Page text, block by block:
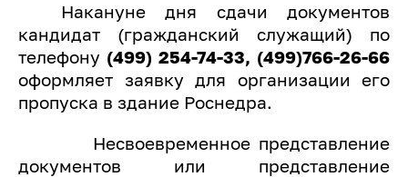
Накануне дня сдачи документов
кандидат (гражданский служащий) по
телефону (499) 254-74-33, (499)766-26-66
оформляет заявку для организации его
пропуска в здание Роснедра.
Несвоевременное представление
документов или представление